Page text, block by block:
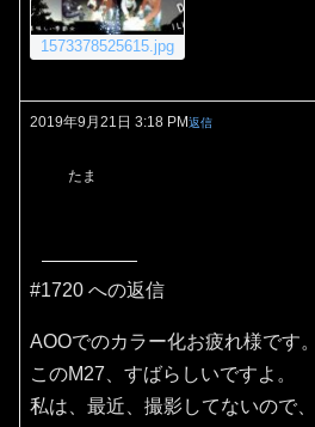
1573378525615.jpg
2019年9月21日 3:18 PM返信
たま
#1720 への返信
AOOでのカラー化お疲れ様です。
このM27、すばらしいですよ。
私は、最近、撮影してないので